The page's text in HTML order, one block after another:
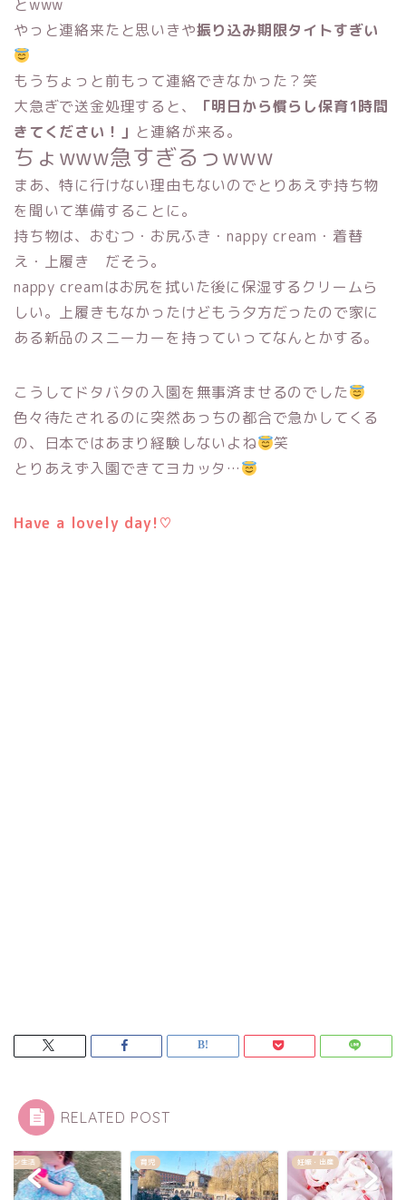
とwww
やっと連絡来たと思いきや振り込み期限タイトすぎい
もうちょっと前もって連絡できなかった？笑
大急ぎで送金処理すると、
「明日から慣らし保育1時間
きてください！」 と連絡が来る。
ちょwww急すぎるっwww
まあ、特に行けない理由もないのでとりあえず持ち物
を聞いて準備することに。
持ち物は、おむつ・お尻ふき・nappy cream・着替
え・上履き だそう。
nappy creamはお尻を拭いた後に保湿するクリームら
しい。上履きもなかったけどもう夕方だったので家に
ある新品のスニーカーを持っていってなんとかする。
こうしてドタバタの入園を無事済ませるのでした
色々待たされるのに突然あっちの都合で急かしてくる
の、日本ではあまり経験しないよね
笑
とりあえず入園できてヨカッタ…
Have a lovely day!♡
RELATED POST
妊娠・出産 ロンドン生活